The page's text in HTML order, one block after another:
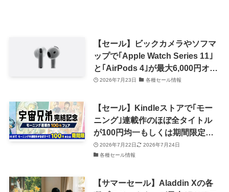
【セール】ビックカメラやソフマ
ップで｢Apple Watch Series 11｣
と｢AirPods 4｣が最大6,000円オフ
に（8月2日まで）
2026年7月23日 各種セール情報
【セール】Kindleストアで｢モー
ニング｣連載作のほぼ全タイトル
が100円均一もしくは期間限定無
料に ｰ ｢宇宙兄弟｣完結記念で
2026年7月22日
2026年7月24日
各種セール情報
【サマーセール】Aladdin Xの各